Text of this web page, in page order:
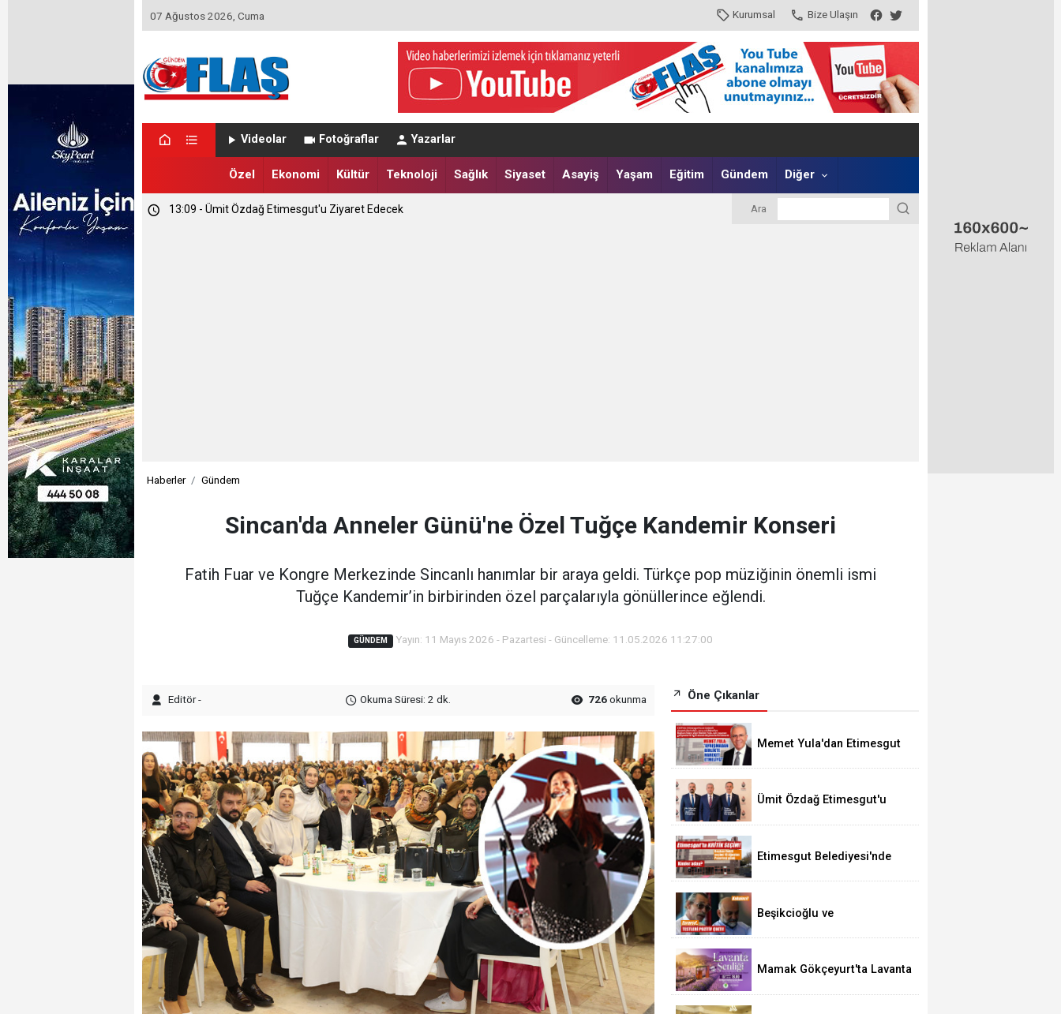
07 Ağustos 2026, Cuma Kurumsal Bize Ulaşın
Videolar Fotoğraflar Yazarlar
Özel Ekonomi Kültür Teknoloji Sağlık Siyaset Asayiş Yaşam Eğitim Gündem Diğer
23:46 - Memet Yula'dan Etimesgut Değerlendirmesi
13:09 - Ümit Özdağ Etimesgut'u Ziyaret Edecek Ara
Haberler Gündem
Sincan'da Anneler Günü'ne Özel Tuğçe Kandemir Konseri
Fatih Fuar ve Kongre Merkezinde Sincanlı hanımlar bir araya geldi. Türkçe pop müziğinin önemli ismi
Tuğçe Kandemir’in birbirinden özel parçalarıyla gönüllerince eğlendi.
GÜNDEM Yayın: 11 Mayıs 2026 - Pazartesi - Güncelleme: 11.05.2026 11:27:00
Editör - Okuma Süresi: 2 dk. 726okunma Öne Çıkanlar
Memet Yula'dan Etimesgut
Ümit Özdağ Etimesgut'u
Etimesgut Belediyesi'nde
Beşikcioğlu ve
Pozitif Çıktı
Mamak Gökçeyurt'ta Lavanta